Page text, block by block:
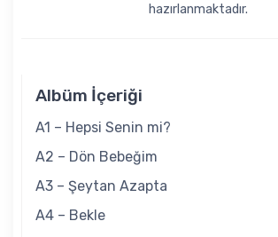
hazırlanmaktadır.
Albüm İçeriği
A1 – Hepsi Senin mi?
A2 – Dön Bebeğim
A3 – Şeytan Azapta
A4 – Bekle